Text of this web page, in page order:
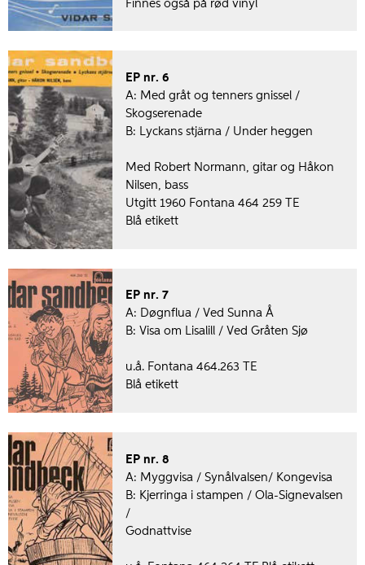
Finnes også på rød vinyl
EP nr. 6
A: Med gråt og tenners gnissel /
Skogserenade
B: Lyckans stjärna / Under heggen
Med Robert Normann, gitar og Håkon
Nilsen, bass
Utgitt 1960 Fontana 464 259 TE
Blå etikett
EP nr. 7
A: Døgnflua / Ved Sunna Å
B: Visa om Lisalill / Ved Gråten Sjø
u.å. Fontana 464.263 TE
Blå etikett
EP nr. 8
A: Myggvisa / Synålvalsen/ Kongevisa
B: Kjerringa i stampen / Ola-Signevalsen
/
Godnattvise